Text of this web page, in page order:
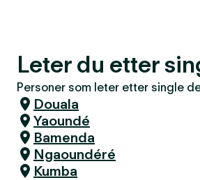
Leter du etter
Personer som leter etter single
Douala
Yaoundé
Bamenda
Ngaoundéré
Kumba